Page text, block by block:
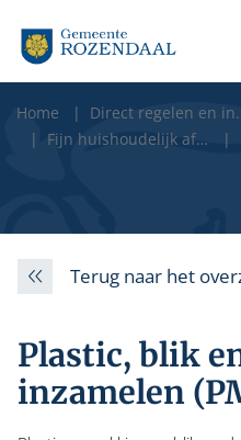
Home Direct regelen en informatie
Fijn huishoudelijk afval
Terug naar het
Plastic, blik
inzamelen